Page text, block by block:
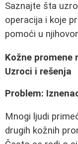
Saznajte šta
operacija i koje
pomoći u
Kožne promene
Uzroci i rešenja
Problem:
Mnogi ljudi
drugih kožnih